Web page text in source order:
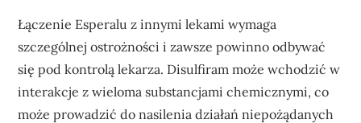
Łączenie Esperalu z innymi lekami wymaga
szczególnej ostrożności i zawsze powinno odbywać
się pod kontrolą lekarza. Disulfiram może wchodzić w
interakcje z wieloma substancjami chemicznymi, co
może prowadzić do nasilenia działań niepożądanych